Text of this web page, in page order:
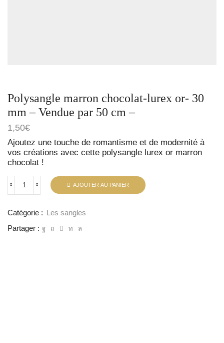
Polysangle marron chocolat-lurex or- 30
mm – Vendue par 50 cm –
1,50€
Ajoutez une touche de romantisme et de modernité à
vos créations avec cette polysangle lurex or marron
chocolat !
AJOUTER AU PANIER
Catégorie :
Les sangles
Partager :